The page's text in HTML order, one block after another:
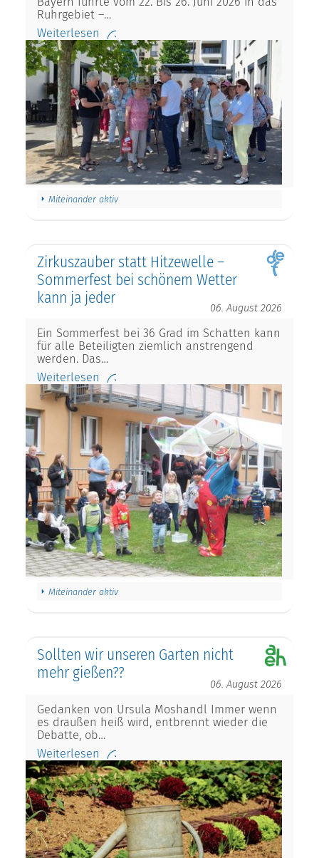
Ruhrgebiet –…
Weiterlesen
Miteinander aktiv
Zirkuszauber statt Hitzewelle –
Sommerfest bei schönem Wetter
kann ja jeder
06. August 2026
Ein Sommerfest bei 36 Grad im Schatten kann
für alle Beteiligten ziemlich anstrengend
werden. Das…
Weiterlesen
Miteinander aktiv
Sollten wir unseren Garten nicht
mehr gießen??
06. August 2026
Gedanken von Ursula Moshandl Immer wenn
es draußen heiß wird, entbrennt wieder die
Debatte, ob…
Weiterlesen